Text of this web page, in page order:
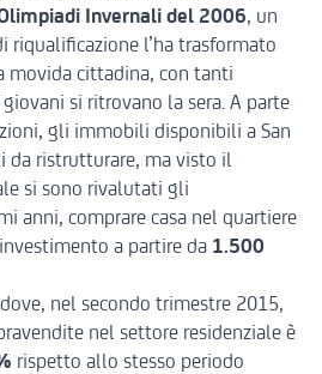
Invernali del 2006, un
l’ha trasformato
movida cittadina, con tanti
si ritrovano la sera. A parte
gli immobili disponibili a San
da ristrutturare, ma visto il
si sono rivalutati gli
anni, comprare casa nel quartiere
a partire da 1.500
nel secondo trimestre 2015,
nel settore residenziale è
rispetto allo stesso periodo